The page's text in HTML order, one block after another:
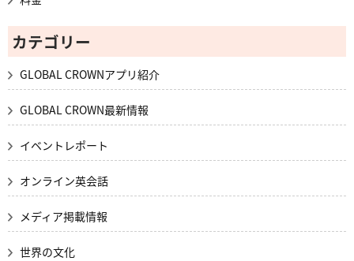
カテゴリー
GLOBAL CROWNアプリ紹介
GLOBAL CROWN最新情報
イベントレポート
オンライン英会話
メディア掲載情報
世界の文化